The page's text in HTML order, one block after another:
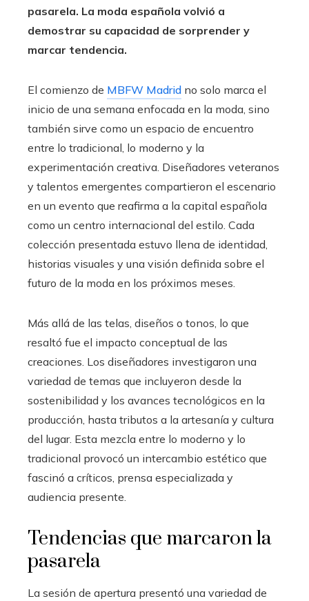
pasarela. La moda española volvió a
demostrar su capacidad de sorprender y
marcar tendencia.
El comienzo de MBFW Madrid no solo marca el
inicio de una semana enfocada en la moda, sino
también sirve como un espacio de encuentro
entre lo tradicional, lo moderno y la
experimentación creativa. Diseñadores veteranos
y talentos emergentes compartieron el escenario
en un evento que reafirma a la capital española
como un centro internacional del estilo. Cada
colección presentada estuvo llena de identidad,
historias visuales y una visión definida sobre el
futuro de la moda en los próximos meses.
Más allá de las telas, diseños o tonos, lo que
resaltó fue el impacto conceptual de las
creaciones. Los diseñadores investigaron una
variedad de temas que incluyeron desde la
sostenibilidad y los avances tecnológicos en la
producción, hasta tributos a la artesanía y cultura
del lugar. Esta mezcla entre lo moderno y lo
tradicional provocó un intercambio estético que
fascinó a críticos, prensa especializada y
audiencia presente.
Tendencias que marcaron la
pasarela
La sesión de apertura presentó una variedad de